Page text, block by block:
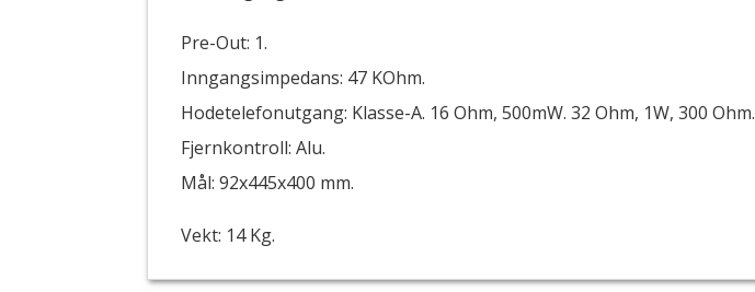
Pre-Out: 1.
Inngangsimpedans: 47 KOhm.
Hodetelefonutgang: Klasse-A. 16 Ohm, 500mW. 32 Ohm, 1W, 300
Fjernkontroll: Alu.
Mål: 92x445x400 mm.
Vekt: 14 Kg.